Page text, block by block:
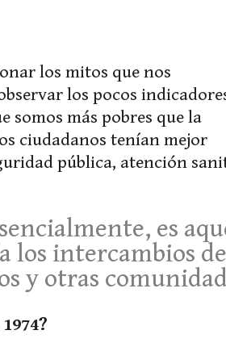
los mitos que nos
los pocos
somos más pobres que la
ciudadanos tenían mejor
pública, atención
es
los intercambios
y otras